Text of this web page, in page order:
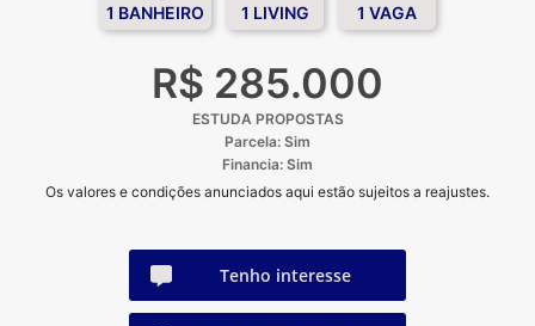
1 BANHEIRO 1 LIVING 1 VAGA
R$ 285.000
ESTUDA PROPOSTAS
Parcela: Sim
Financia: Sim
Os valores e condições anunciados aqui estão sujeitos a reajustes.
Tenho interesse